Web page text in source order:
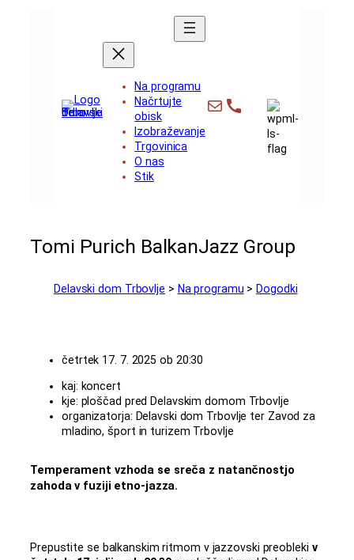
Na programu
Načrtujte
obisk
Izobraževanje
Trgovinica
O nas
Stik
info@dd-trbovlje.si
+386 3 56 481
Tomi Purich BalkanJazz Group
Delavski dom Trbovlje > Na programu >Dogodki
četrtek 17. 7. 2025 ob 20:30
kaj: koncert
kje: ploščad pred Delavskim domom Trbovlje
organizatorja: Delavski dom Trbovlje ter Zavod za
mladino, šport in turizem Trbovlje
Temperament vzhoda se sreča z natančnostjo
zahoda v fuziji etno-jazza.
Prepustite se balkanskim ritmom v jazzovski preobleki v